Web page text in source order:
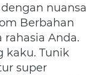
nuansa
Berbahan
Anda.
kaku. Tunik
super